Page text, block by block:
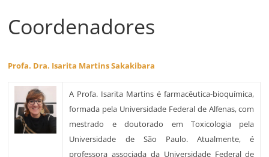
Coordenadores
Profa. Dra. Isarita Martins Sakakibara
A Profa. Isarita Martins é farmacêutica-bioquímica,
formada pela Universidade Federal de Alfenas, com
mestrado e doutorado em Toxicologia pela
Universidade de São Paulo. Atualmente, é
professora associada da Universidade Federal de